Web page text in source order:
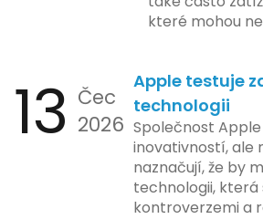
které mohou
by se
13 Čec
2026
Apple testuje
technologii
Společnost
inovativností, ale
naznačují, že by
technologii, která
kontroverzemi a